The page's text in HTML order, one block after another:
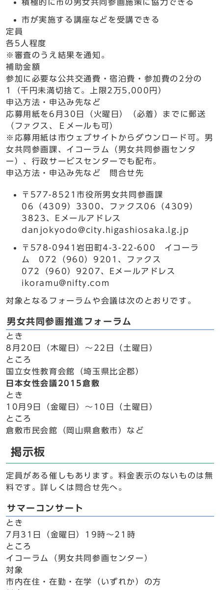
積極的に市の男女共同参画施策に協力できる
市が実施する講座などを受講できる
定員
各5人程度
※審査のうえ結果を通知。
補助金額
参加に必要な公共交通費・宿泊費・参加費の2分の
1（千円未満切捨て。上限2万5,000円）
申込方法・申込み先など
応募用紙を6月30日（火曜日）（必着）までに郵送
（ファクス、Ｅメールも可）
※応募用紙は市ウェブサイトからダウンロード可。男
女共同参画課、イコーラム（男女共同参画センタ
ー）、行政サービスセンターでも配布。
申込方法・申込み先など 問合せ先
〒577-8521市役所男女共同参画課
06（4309）3300、ファクス06（4309）
3823、Eメールアドレス
danjokyodo@city.higashiosaka.lg.jp
〒578-0941岩田町4-3-22-600 イコーラ
ム 072（960）9201、ファクス
072（960）9207、Eメールアドレス
ikoramu@nifty.com
対象となるフォーラムや会議は次のとおりです。
男女共同参画推進フォーラム
とき
8月20日（木曜日）～22日（土曜日）
ところ
国立女性教育会館（埼玉県比企郡）
日本女性会議2015倉敷
とき
10月9日（金曜日）～10日（土曜日）
ところ
倉敷市民会館（岡山県倉敷市）など
掲示板
定員がある催しもあります。料金表示のないものは無
料です。詳しくは問合せ先へ。
サマーコンサート
とき
7月31日（金曜日）19時～21時
ところ
イコーラム（男女共同参画センター）
対象
市内在住・在勤・在学（いずれか）の方